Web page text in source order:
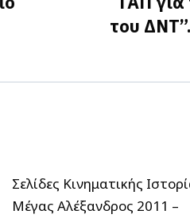
post:του
Σελίδες Κινηματικής
Μέγας Αλέξανδρος 2011 –